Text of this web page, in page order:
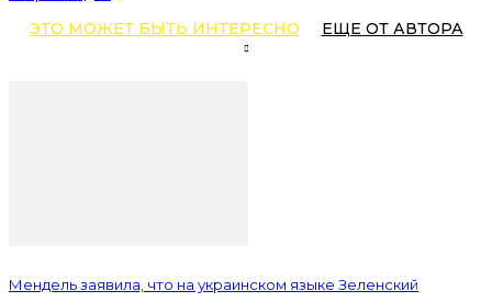
ЭТО МОЖЕТ БЫТЬ ИНТЕРЕСНО ЕЩЕ ОТ АВТОРА
Мендель заявила, что на украинском языке Зеленский